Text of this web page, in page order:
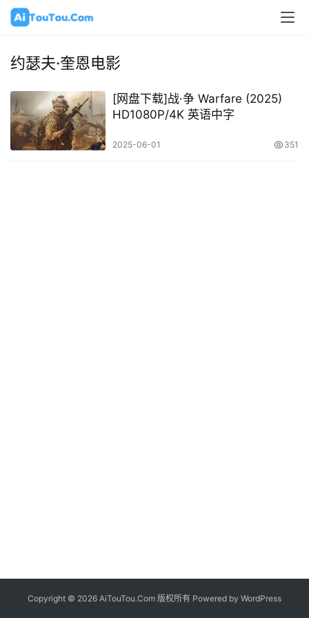
约瑟夫·奎恩电影
[网盘下载]战·争 Warfare (2025)
HD1080P/4K 英语中字
2025-06-01 351
Copyright © 2026 AiTouTou.Com 版权所有 Powered by WordPress